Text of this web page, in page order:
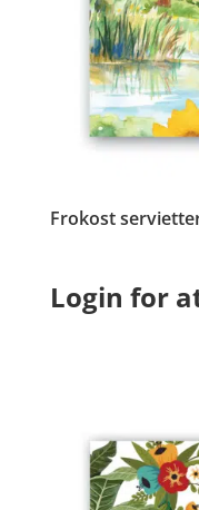
Frokost servietter
Login for